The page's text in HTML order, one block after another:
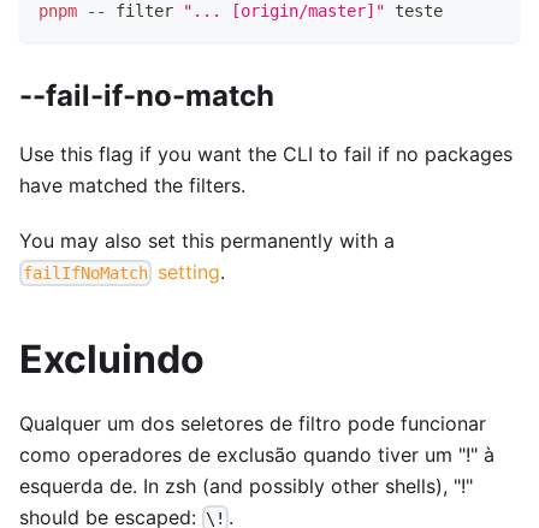
pnpm -- filter "... [origin/master]" teste
--fail-if-no-match
Use this flag if you want the CLI to fail if no packages
have matched the filters.
You may also set this permanently with a
failIfNoMatch setting.
Excluindo
Qualquer um dos seletores de filtro pode funcionar
como operadores de exclusão quando tiver um "!" à
esquerda de. In zsh (and possibly other shells), "!"
should be escaped: \! .